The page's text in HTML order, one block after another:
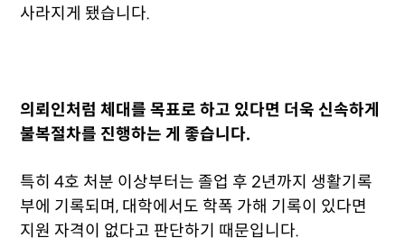
사라지게 됐습니다.
의뢰인처럼 체대를 목표로 하고 있다면 더욱 신속하게
불복절차를 진행하는 게 좋습니다.
특히 4호 처분 이상부터는 졸업 후 2년까지 생활기록
부에 기록되며, 대학에서도 학폭 가해 기록이 있다면
지원 자격이 없다고 판단하기 때문입니다.